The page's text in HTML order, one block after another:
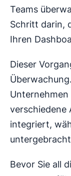
Teams
Schritt darin,
Ihren
Dieser
verschiedene
integriert,
Bevor Sie all